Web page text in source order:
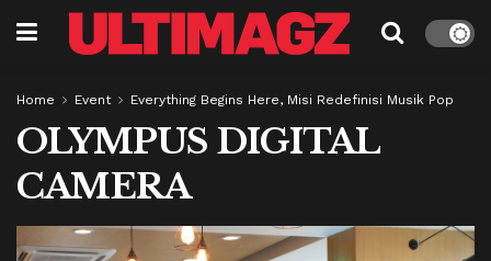
Home Event Everything Begins Here, Misi Redefinisi Musik Pop
OLYMPUS DIGITAL
CAMERA